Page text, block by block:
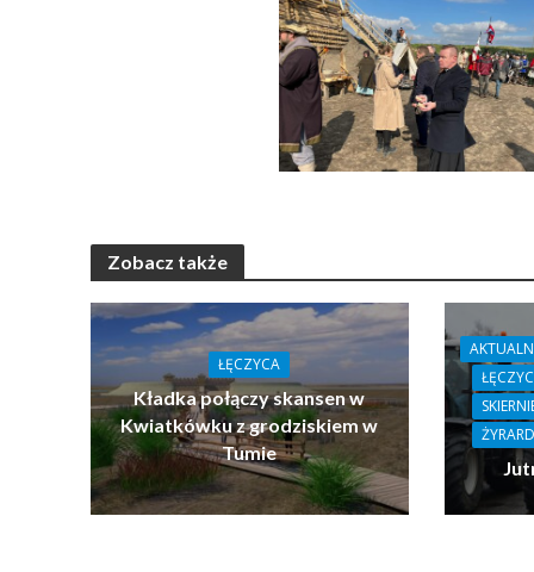
Zobacz także
ŁĘCZYCA
Kładka połączy skansen w
Kwiatkówku z grodziskiem w
Tumie